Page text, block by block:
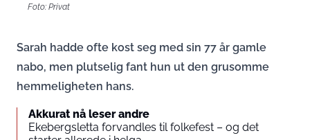
Foto: Privat
Sarah hadde ofte kost seg med sin 77 år gamle
nabo, men plutselig fant hun ut den grusomme
hemmeligheten hans.
Akkurat nå leser andre
Ekebergsletta forvandles til folkefest – og det